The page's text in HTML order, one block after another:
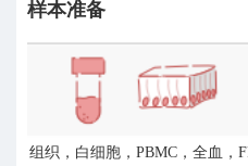
样本准备
组织，白细胞，PBMC，全血，